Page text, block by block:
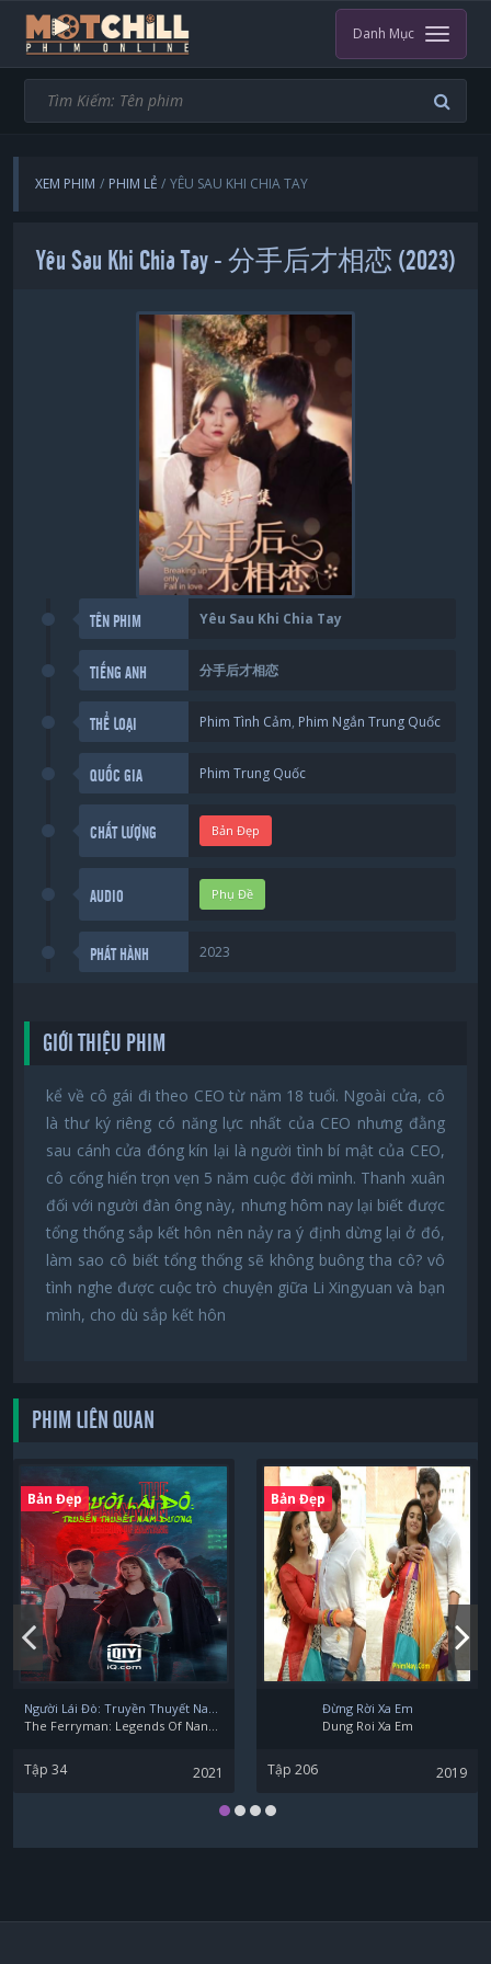
Danh Mục
XEM PHIM PHIM LẺ YÊU SAU KHI CHIA TAY
Yêu Sau Khi Chia Tay - 分手后才相恋 (2023)
TÊN PHIM Yêu Sau Khi Chia Tay
TIẾNG ANH 分手后才相恋
THỂ LOẠI Phim Tình Cảm, Phim Ngắn Trung Quốc
QUỐC GIA Phim Trung Quốc
CHẤT LƯỢNG Bản Đẹp
AUDIO Phụ Đề
PHÁT HÀNH 2023
GIỚI THIỆU PHIM
kể về cô gái đi theo CEO từ năm 18 tuổi. Ngoài cửa, cô
là thư ký riêng có năng lực nhất của CEO nhưng đằng
sau cánh cửa đóng kín lại là người tình bí mật của CEO,
cô cống hiến trọn vẹn 5 năm cuộc đời mình. Thanh xuân
đối với người đàn ông này, nhưng hôm nay lại biết được
tổng thống sắp kết hôn nên nảy ra ý định dừng lại ở đó,
làm sao cô biết tổng thống sẽ không buông tha cô? vô
tình nghe được cuộc trò chuyện giữa Li Xingyuan và bạn
mình, cho dù sắp kết hôn
PHIM LIÊN QUAN
Bản Đẹp
Người Lái Đò: Truyền Thuyết Nam Dương
The Ferryman: Legends Of Nanyang
Tập 34 2021
Bản Đẹp
Đừng Rời Xa Em
Dung Roi Xa Em
Tập 206 2019